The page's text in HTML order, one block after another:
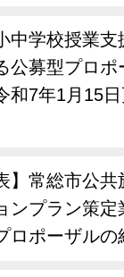
中学校授業支
公募型プロポ
和7年1月15
】常総市公
ンプラン策
ロポーザルの